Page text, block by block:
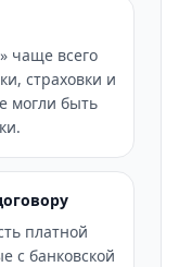
чаще всего
страховки и
могли быть
платной
с банковской